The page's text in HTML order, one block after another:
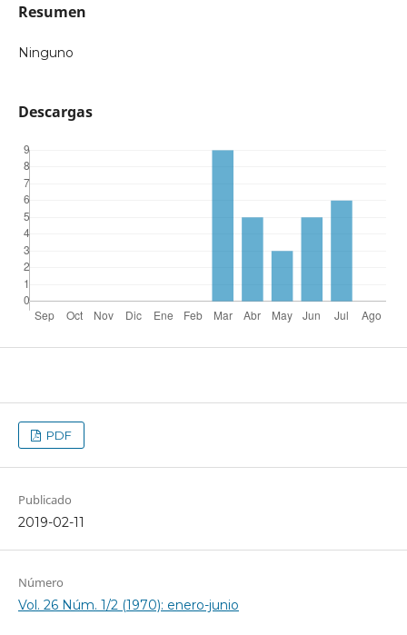
Resumen
Ninguno
Descargas
PDF
Publicado
2019-02-11
Número
Vol. 26 Núm. 1/2 (1970): enero-junio